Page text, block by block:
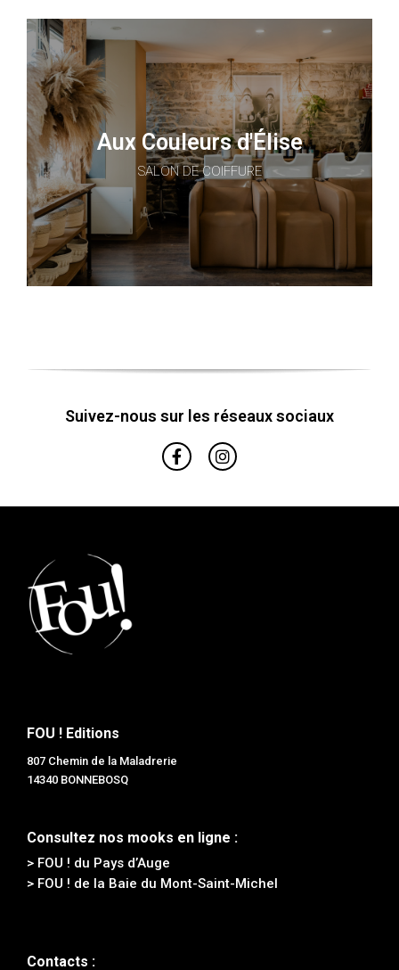
Aux Couleurs d'Élise
SALON DE COIFFURE
Suivez-nous sur les réseaux sociaux
FOU ! Editions
807 Chemin de la Maladrerie
14340 BONNEBOSQ
Consultez nos mooks en ligne :
> FOU ! du Pays d’Auge
> FOU ! de la Baie du Mont-Saint-Michel
Contacts :